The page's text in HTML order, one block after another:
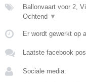
Ballonvaart voor 2,
Ochtend ▼
Er wordt gewerkt op
Laatste facebook
Sociale media: